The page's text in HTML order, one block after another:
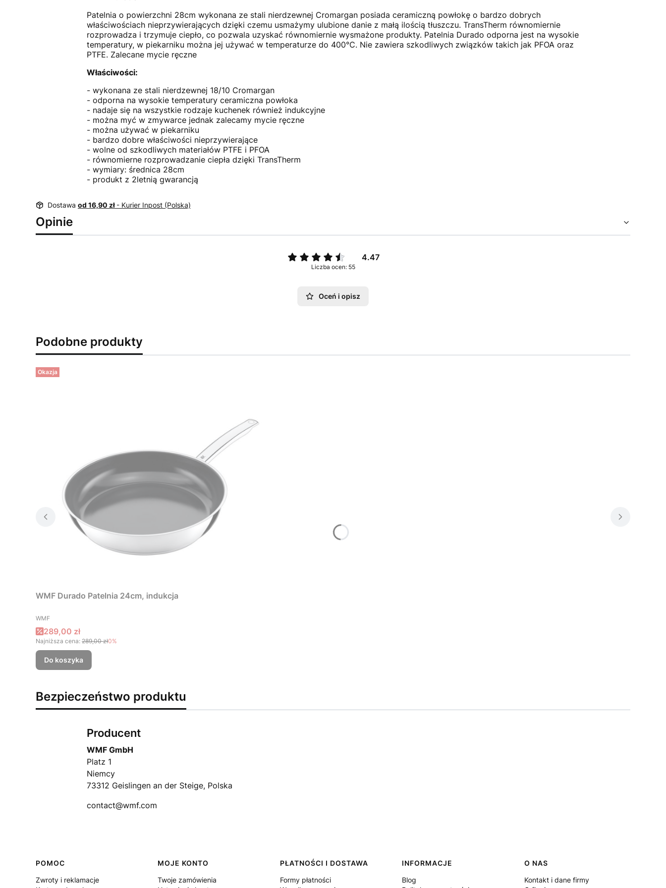
Patelnia o powierzchni 28cm wykonana ze stali nierdzewnej Cromargan posiada ceramiczną powłokę o bardzo dobrych
właściwościach nieprzywierających dzięki czemu usmażymy ulubione danie z małą ilością tłuszczu. TransTherm równomiernie
rozprowadza i trzymuje ciepło, co pozwala uzyskać równomiernie wysmażone produkty. Patelnia Durado odporna jest na wysokie
temperatury, w piekarniku można jej używać w temperaturze do 400°C. Nie zawiera szkodliwych związków takich jak PFOA oraz
PTFE. Zalecane mycie ręczne
Właściwości:
- wykonana ze stali nierdzewnej 18/10 Cromargan
- odporna na wysokie temperatury ceramiczna powłoka
- nadaje się na wszystkie rodzaje kuchenek również indukcyjne
- można myć w zmywarce jednak zalecamy mycie ręczne
- można używać w piekarniku
- bardzo dobre właściwości nieprzywierające
- wolne od szkodliwych materiałów PTFE i PFOA
- równomierne rozprowadzanie ciepła dzięki TransTherm
- wymiary: średnica 28cm
- produkt z 2letnią gwarancją
Dostawa od 16,90 zł - Kurier Inpost (Polska)
Opinie
4.47
Liczba ocen: 55
Oceń i opisz
Podobne produkty
Okazja
WMF Durado Patelnia 24cm, indukcja
PRODUCENT
WMF
Cena promocyjna
289,00 zł
Najniższa cena: 289,00 zł0%
Do koszyka
Bezpieczeństwo produktu
Producent
WMF GmbH
Platz 1
Niemcy
73312 Geislingen an der Steige, Polska
contact@wmf.com
Linki w stopce
POMOC
Zwroty i reklamacje
MOJE KONTO
Twoje zamówienia
PŁATNOŚCI I DOSTAWA
Formy płatności
INFORMACJE
Blog
O NAS
Kontakt i dane firmy